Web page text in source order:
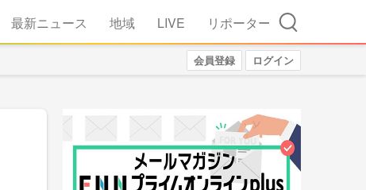
最新ニュース 地域 LIVE リポーター 検索
会員登録 ログイン